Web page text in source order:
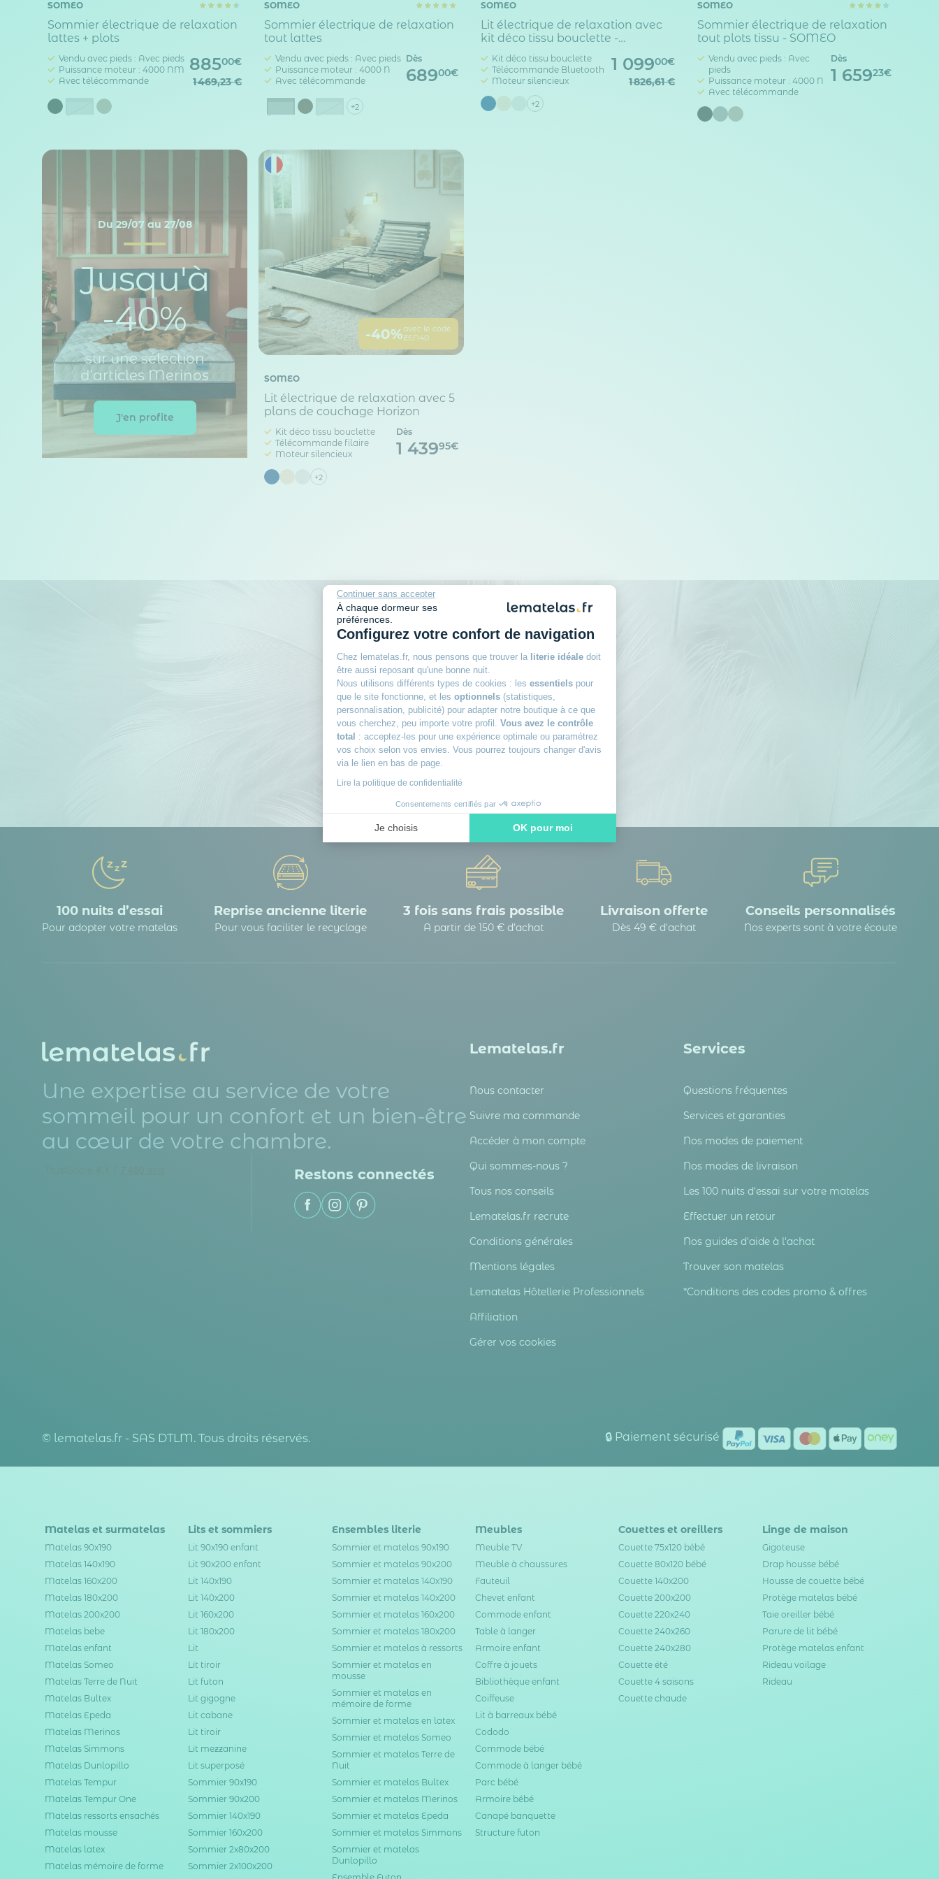
Continuer sans accepter
À chaque dormeur ses
préférences.
Configurez votre confort de navigation
Chez lematelas.fr, nous pensons que trouver la literie idéale doit
être aussi reposant qu'une bonne nuit.
Nous utilisons différents types de cookies : les essentiels pour
que le site fonctionne, et les optionnels (statistiques,
personnalisation, publicité) pour adapter notre boutique à ce que
vous cherchez, peu importe votre profil. Vous avez le contrôle
total : acceptez-les pour une expérience optimale ou paramétrez
vos choix selon vos envies. Vous pourrez toujours changer d'avis
via le lien en bas de page.
Lire la politique de confidentialité
Consentements certifiés par
Je choisis OK pour moi
Notre plateforme vous permet d'adapter et de gérer vos paramètres de confidentialité, en garantissant la conformité avec
SOMEO
Sommier électrique de relaxation
lattes + plots
Vendu avec pieds : Avec pieds
Puissance moteur : 4000 NM
Avec télécommande
Gris
88500€
1 469,23 €
SOMEO
Sommier électrique de relaxation
tout lattes
Vendu avec pieds : Avec pieds
Puissance moteur : 4000 N
Avec télécommande
AnthraciteGris +2
Dès
68900€
SOMEO
Lit électrique de relaxation avec
kit déco tissu bouclette -
Plénitude
Kit déco tissu bouclette
Télécommande Bluetooth
Moteur silencieux
+2
1 09900€
1 826,61 €
SOMEO
Sommier électrique de relaxation
tout plots tissu - SOMEO
Vendu avec pieds : Avec
pieds
Puissance moteur : 4000 N
Avec télécommande
Dès
1 65923€
Du 29/07 au 27/08
Jusqu'à
-40%
sur une sélection
d'articles Merinos
J'en profite
-40%avec le code
ZEN40
SOMEO
Lit électrique de relaxation avec 5
plans de couchage Horizon
Kit déco tissu bouclette
Télécommande filaire
Moteur silencieux
+2
Dès
1 43995€
Rejoignez le club des
dormeurs avisés
Inscrivez-vous à notre newsletteret recevez
des conseils d’experts, nos nouveautés en avant-
première, nos bons plans exclusifs… Tout ce qu’il
faut pour bien choisir et bien dormir.
100 nuits d’essai
Pour adopter votre matelas
Reprise ancienne literie
Pour vous faciliter le recyclage
3 fois sans frais possible
A partir de 150 € d’achat
Livraison offerte
Dès 49 € d'achat
Conseils personnalisés
Nos experts sont à votre écoute
Une expertise au service de votre
sommeil pour un confort et un bien-être
au cœur de votre chambre.
Restons connectés
Lematelas.fr
Nous contacter
Suivre ma commande
Accéder à mon compte
Qui sommes-nous ?
Tous nos conseils
Lematelas.fr recrute
Conditions générales
Mentions légales
Lematelas Hôtellerie Professionnels
Affiliation
Gérer vos cookies
Services
Questions fréquentes
Services et garanties
Nos modes de paiement
Nos modes de livraison
Les 100 nuits d'essai sur votre matelas
Effectuer un retour
Nos guides d'aide à l'achat
Trouver son matelas
*Conditions des codes promo & offres
© lematelas.fr - SAS DTLM. Tous droits réservés. 🔒 Paiement sécurisé
Matelas et surmatelas
Matelas 90x190
Matelas 140x190
Matelas 160x200
Matelas 180x200
Matelas 200x200
Matelas bebe
Matelas enfant
Matelas Someo
Matelas Terre de Nuit
Matelas Bultex
Matelas Epeda
Matelas Merinos
Matelas Simmons
Matelas Dunlopillo
Matelas Tempur
Matelas Tempur One
Matelas ressorts ensachés
Matelas mousse
Matelas latex
Matelas mémoire de forme
Lits et sommiers
Lit 90x190 enfant
Lit 90x200 enfant
Lit 140x190
Lit 140x200
Lit 160x200
Lit 180x200
Lit
Lit tiroir
Lit futon
Lit gigogne
Lit cabane
Lit tiroir
Lit mezzanine
Lit superposé
Sommier 90x190
Sommier 90x200
Sommier 140x190
Sommier 160x200
Sommier 2x80x200
Sommier 2x100x200
Ensembles literie
Sommier et matelas 90x190
Sommier et matelas 90x200
Sommier et matelas 140x190
Sommier et matelas 140x200
Sommier et matelas 160x200
Sommier et matelas 180x200
Sommier et matelas à ressorts
Sommier et matelas en
mousse
Sommier et matelas en
mémoire de forme
Sommier et matelas en latex
Sommier et matelas Someo
Sommier et matelas Terre de
Nuit
Sommier et matelas Bultex
Sommier et matelas Merinos
Sommier et matelas Epeda
Sommier et matelas Simmons
Sommier et matelas
Dunlopillo
Meubles
Meuble TV
Meuble à chaussures
Fauteuil
Chevet enfant
Commode enfant
Table à langer
Armoire enfant
Coffre à jouets
Bibliothèque enfant
Coiffeuse
Lit à barreaux bébé
Cododo
Commode bébé
Commode à langer bébé
Parc bébé
Armoire bébé
Canapé banquette
Structure futon
Couettes et oreillers
Couette 75x120 bébé
Couette 80x120 bébé
Couette 140x200
Couette 200x200
Couette 220x240
Couette 240x260
Couette 240x280
Couette été
Couette 4 saisons
Couette chaude
Linge de maison
Gigoteuse
Drap housse bébé
Housse de couette bébé
Protège matelas bébé
Taie oreiller bébé
Parure de lit bébé
Protège matelas enfant
Rideau voilage
Rideau